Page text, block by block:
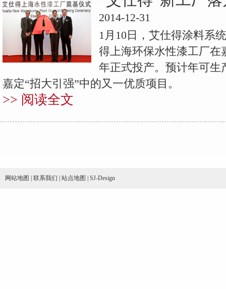
2014-12-31
1月10日，艾仕得涂料系
得上海环保水性漆工厂在
年正式投产。预计年可生
嘉定“招大引强”中的又一优质项目。
>> 阅读全文
网站地图 联系我们 站点地图 SJ-Design